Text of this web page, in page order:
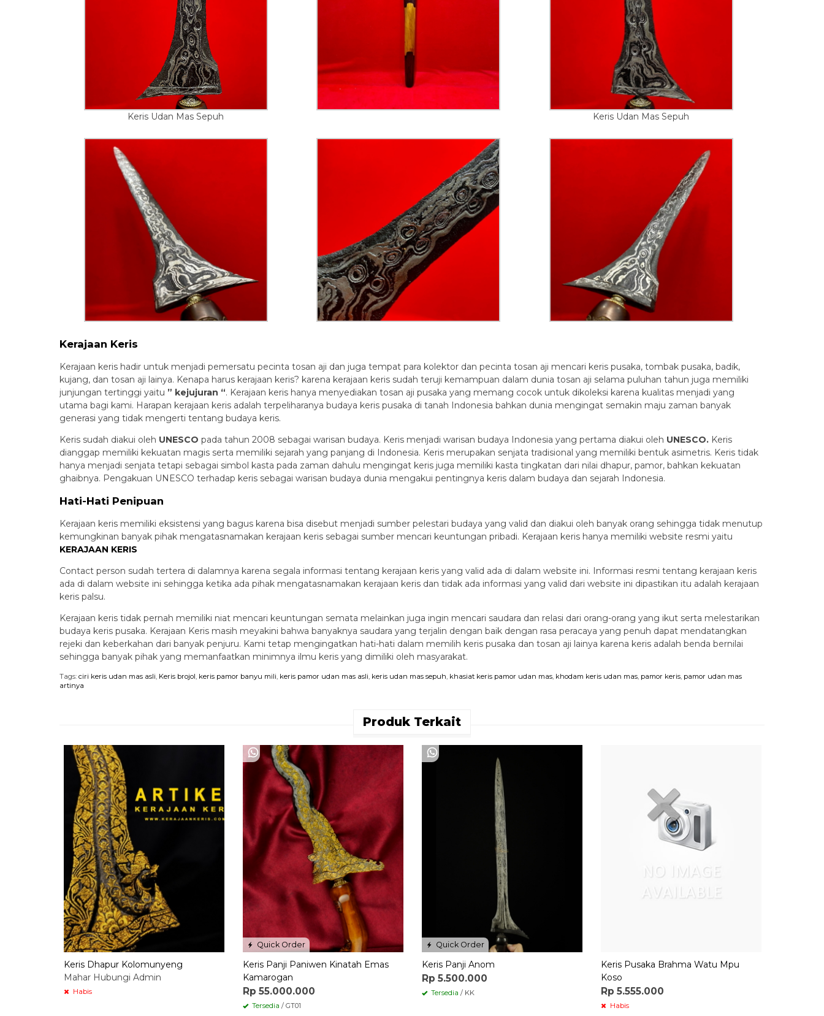
Keris Udan Mas Sepuh Keris Udan Mas Sepuh
Kerajaan Keris
Kerajaan keris hadir untuk menjadi pemersatu pecinta tosan aji dan juga tempat para kolektor dan pecinta tosan aji mencari keris pusaka, tombak pusaka, badik,
kujang, dan tosan aji lainya. Kenapa harus kerajaan keris? karena kerajaan keris sudah teruji kemampuan dalam dunia tosan aji selama puluhan tahun juga memiliki
junjungan tertinggi yaitu ” kejujuran “. Kerajaan keris hanya menyediakan tosan aji pusaka yang memang cocok untuk dikoleksi karena kualitas menjadi yang
utama bagi kami. Harapan kerajaan keris adalah terpeliharanya budaya keris pusaka di tanah Indonesia bahkan dunia mengingat semakin maju zaman banyak
generasi yang tidak mengerti tentang budaya keris.
Keris sudah diakui oleh UNESCO pada tahun 2008 sebagai warisan budaya. Keris menjadi warisan budaya Indonesia yang pertama diakui oleh UNESCO. Keris
dianggap memiliki kekuatan magis serta memiliki sejarah yang panjang di Indonesia. Keris merupakan senjata tradisional yang memiliki bentuk asimetris. Keris tidak
hanya menjadi senjata tetapi sebagai simbol kasta pada zaman dahulu mengingat keris juga memiliki kasta tingkatan dari nilai dhapur, pamor, bahkan kekuatan
ghaibnya. Pengakuan UNESCO terhadap keris sebagai warisan budaya dunia mengakui pentingnya keris dalam budaya dan sejarah Indonesia.
Hati-Hati Penipuan
Kerajaan keris memiliki eksistensi yang bagus karena bisa disebut menjadi sumber pelestari budaya yang valid dan diakui oleh banyak orang sehingga tidak menutup
kemungkinan banyak pihak mengatasnamakan kerajaan keris sebagai sumber mencari keuntungan pribadi. Kerajaan keris hanya memiliki website resmi yaitu
KERAJAAN KERIS
Contact person sudah tertera di dalamnya karena segala informasi tentang kerajaan keris yang valid ada di dalam website ini. Informasi resmi tentang kerajaan keris
ada di dalam website ini sehingga ketika ada pihak mengatasnamakan kerajaan keris dan tidak ada informasi yang valid dari website ini dipastikan itu adalah kerajaan
keris palsu.
Kerajaan keris tidak pernah memiliki niat mencari keuntungan semata melainkan juga ingin mencari saudara dan relasi dari orang-orang yang ikut serta melestarikan
budaya keris pusaka. Kerajaan Keris masih meyakini bahwa banyaknya saudara yang terjalin dengan baik dengan rasa peracaya yang penuh dapat mendatangkan
rejeki dan keberkahan dari banyak penjuru. Kami tetap mengingatkan hati-hati dalam memilih keris pusaka dan tosan aji lainya karena keris adalah benda bernilai
sehingga banyak pihak yang memanfaatkan minimnya ilmu keris yang dimiliki oleh masyarakat.
Tags: ciri keris udan mas asli, Keris brojol, keris pamor banyu mili, keris pamor udan mas asli, keris udan mas sepuh, khasiat keris pamor udan mas, khodam keris udan mas, pamor keris, pamor udan mas
artinya
Produk Terkait
Keris Dhapur Kolomunyeng
Mahar Hubungi Admin
Habis
Quick Order
Keris Panji Paniwen Kinatah Emas
Kamarogan
Rp 55.000.000
Tersedia / GT01
Quick Order
Keris Panji Anom
Rp 5.500.000
Tersedia / KK
Keris Pusaka Brahma Watu Mpu
Koso
Rp 5.555.000
Habis